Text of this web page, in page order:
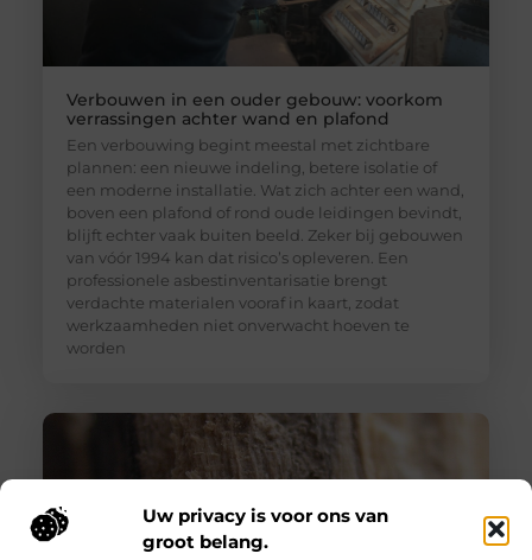
Uw privacy is voor ons van
groot belang.
Verbouwen in een ouder gebouw: voorkom
verrassingen achter wand en plafond
Een verbouwing begint meestal met zichtbare
plannen: een nieuwe indeling, betere isolatie of
een moderne installatie. Wat zich achter een wand,
boven een plafond of rond oude leidingen bevindt,
blijft echter vaak buiten beeld. Zeker bij gebouwen
van vóór 1994 kan dat risico’s opleveren. Een
professionele asbestinventarisatie brengt
verdachte materialen vooraf in kaart, zodat
werkzaamheden niet onverwacht hoeven te
worden